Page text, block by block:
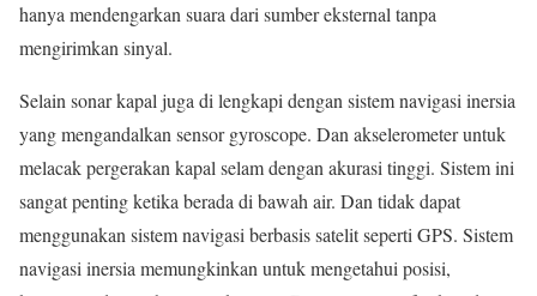
hanya mendengarkan suara dari sumber eksternal tanpa
mengirimkan sinyal.
Selain sonar kapal juga di lengkapi dengan sistem navigasi inersia
yang mengandalkan sensor gyroscope. Dan akselerometer untuk
melacak pergerakan kapal selam dengan akurasi tinggi. Sistem ini
sangat penting ketika berada di bawah air. Dan tidak dapat
menggunakan sistem navigasi berbasis satelit seperti GPS. Sistem
navigasi inersia memungkinkan untuk mengetahui posisi,